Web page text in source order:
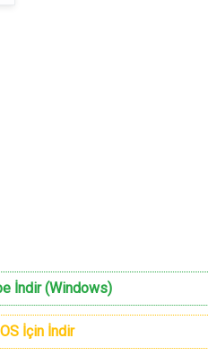
İndir (Windows)
İçin İndir